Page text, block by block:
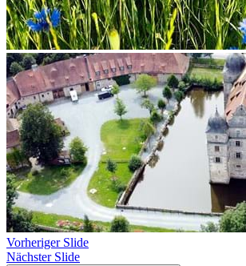
Vorheriger Slide
Nächster Slide